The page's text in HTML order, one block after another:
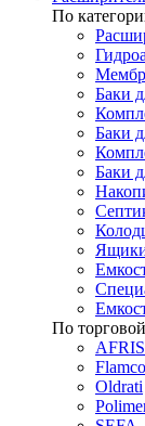
По
Баки
Баки
Баки
По
Flamco
Oldrati